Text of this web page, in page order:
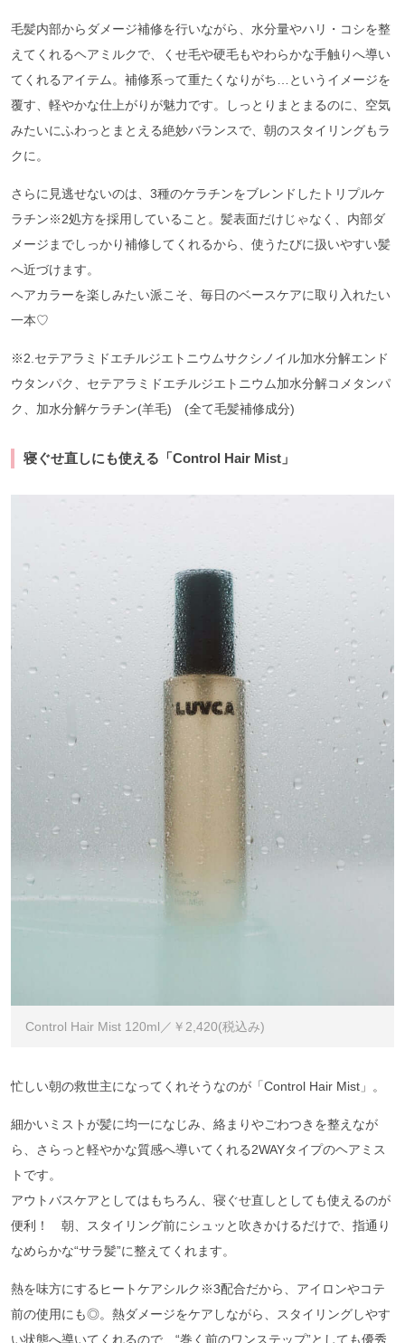
毛髪内部からダメージ補修を行いながら、水分量やハリ・コシを整
えてくれるヘアミルクで、くせ毛や硬毛もやわらかな手触りへ導い
てくれるアイテム。補修系って重たくなりがち…というイメージを
覆す、軽やかな仕上がりが魅力です。しっとりまとまるのに、空気
みたいにふわっとまとえる絶妙バランスで、朝のスタイリングもラ
クに。
さらに見逃せないのは、3種のケラチンをブレンドしたトリプルケ
ラチン※2処方を採用していること。髪表面だけじゃなく、内部ダ
メージまでしっかり補修してくれるから、使うたびに扱いやすい髪
へ近づけます。
ヘアカラーを楽しみたい派こそ、毎日のベースケアに取り入れたい
一本♡
※2.セテアラミドエチルジエトニウムサクシノイル加水分解エンド
ウタンパク、セテアラミドエチルジエトニウム加水分解コメタンパ
ク、加水分解ケラチン(羊毛) (全て毛髪補修成分)
寝ぐせ直しにも使える「Control Hair Mist」
Control Hair Mist 120ml／￥2,420(税込み)
忙しい朝の救世主になってくれそうなのが「Control Hair Mist」。
細かいミストが髪に均一になじみ、絡まりやごわつきを整えなが
ら、さらっと軽やかな質感へ導いてくれる2WAYタイプのヘアミス
トです。
アウトバスケアとしてはもちろん、寝ぐせ直しとしても使えるのが
便利！ 朝、スタイリング前にシュッと吹きかけるだけで、指通り
なめらかな“サラ髪”に整えてくれます。
熱を味方にするヒートケアシルク※3配合だから、アイロンやコテ
前の使用にも◎。熱ダメージをケアしながら、スタイリングしやす
い状態へ導いてくれるので、“巻く前のワンステップ”としても優秀